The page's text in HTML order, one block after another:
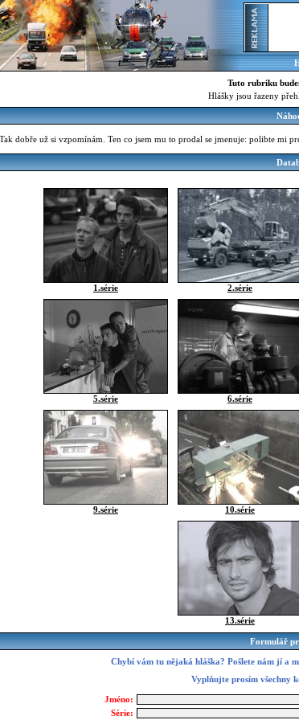
Tuto rubriku
Hlášky jsou řazeny
dobře už si vzpomínám. Ten co jsem mu to prodal se jmenuje: polibte mi
1.série 2.série
5.série 6.série
9.série 10.série
13.série
Formulář
Chybí vám tu nějaká hláška? Pošlete nám jí a
Vyplňujte prosím všechny
Jméno:
Série: